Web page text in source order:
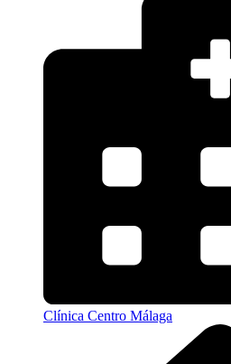
Clínica Centro Málaga